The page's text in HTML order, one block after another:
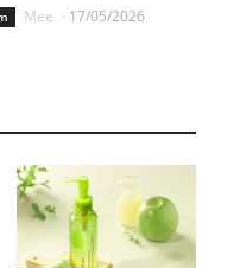
Mee - 17/05/2026